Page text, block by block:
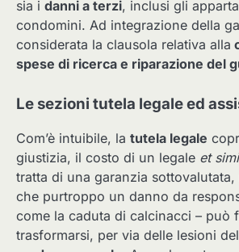
sia i danni a terzi, inclusi gli
condomini. Ad integrazione della
considerata la clausola relativa alla
spese di ricerca e riparazione del
Le sezioni tutela legale ed
Com’è intuibile, la tutela legale
giustizia, il costo di un legale et
tratta di una garanzia
che purtroppo un danno da
come la caduta di calcinacci – può
trasformarsi, per via delle lesioni